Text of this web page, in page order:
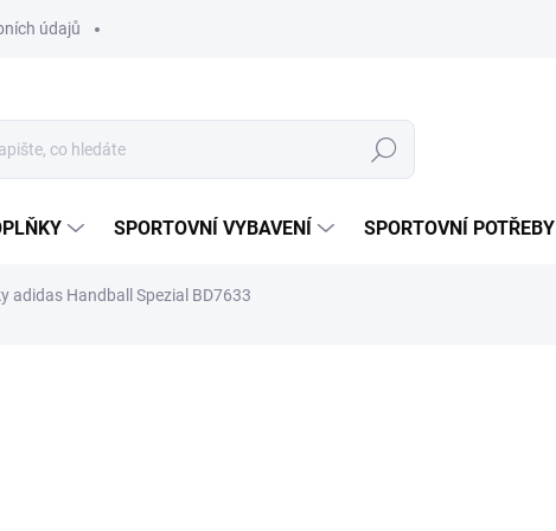
údajů
Hledat
SPORTOVNÍ VYBAVENÍ SPORTOVNÍ POTŘEBY
adidas Handball Spezial BD7633